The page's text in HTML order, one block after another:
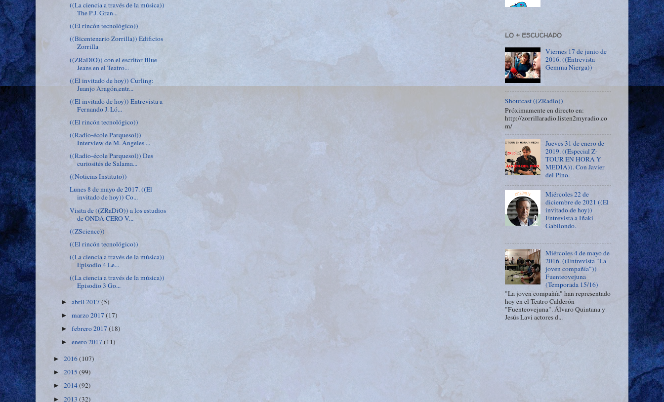
((La ciencia a través de la música))
The P.J. Gran...
((El rincón tecnológico))
((Bicentenario Zorrilla)) Edificios
Zorrilla
((ZRaDiO)) con el escritor Blue
Jeans en el Teatro...
((El invitado de hoy)) Curling:
Juanjo Aragón,entr...
((El invitado de hoy)) Entrevista a
Fernando J. Ló...
((El rincón tecnológico))
((Radio-école Parquesol))
Interview de M. Ángeles ...
((Radio-école Parquesol)) Des
curiosités de Salama...
((Noticias Instituto))
Lunes 8 de mayo de 2017. ((El
invitado de hoy)) Co...
Visita de ((ZRaDiO)) a los estudios
de ONDA CERO V...
((ZScience))
((El rincón tecnológico))
((La ciencia a través de la música))
Episodio 4 Le...
((La ciencia a través de la música))
Episodio 3 Go...
►abril 2017(5)
►marzo 2017(17)
►febrero 2017(18)
►enero 2017(11)
► 2016(107)
► 2015 (99)
► 2014(92)
► 2013 (32)
LO + ESCUCHADO
Viernes 17 de junio de
2016. ((Entrevista
Gemma Nierga))
Shoutcast ((ZRadio))
Próximamente en directo en:
http://zorrillaradio.listen2myradio.co
m/
Jueves 31 de enero de
2019. ((Especial Z-
TOUR EN HORA Y
MEDIA)). Con Javier
del Pino.
Miércoles 22 de
diciembre de 2021 ((El
invitado de hoy))
Entrevista a Iñaki
Gabilondo.
Miércoles 4 de mayo de
2016. ((Entrevista "La
joven compañía"))
Fuenteovejuna
(Temporada 15/16)
"La joven compañía" han representado
hoy en el Teatro Calderón
"Fuenteovejuna". Álvaro Quintana y
Jesús Lavi actores d...